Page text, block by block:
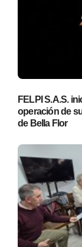
FELPI S.A.S.
operación de
de Bella Flor